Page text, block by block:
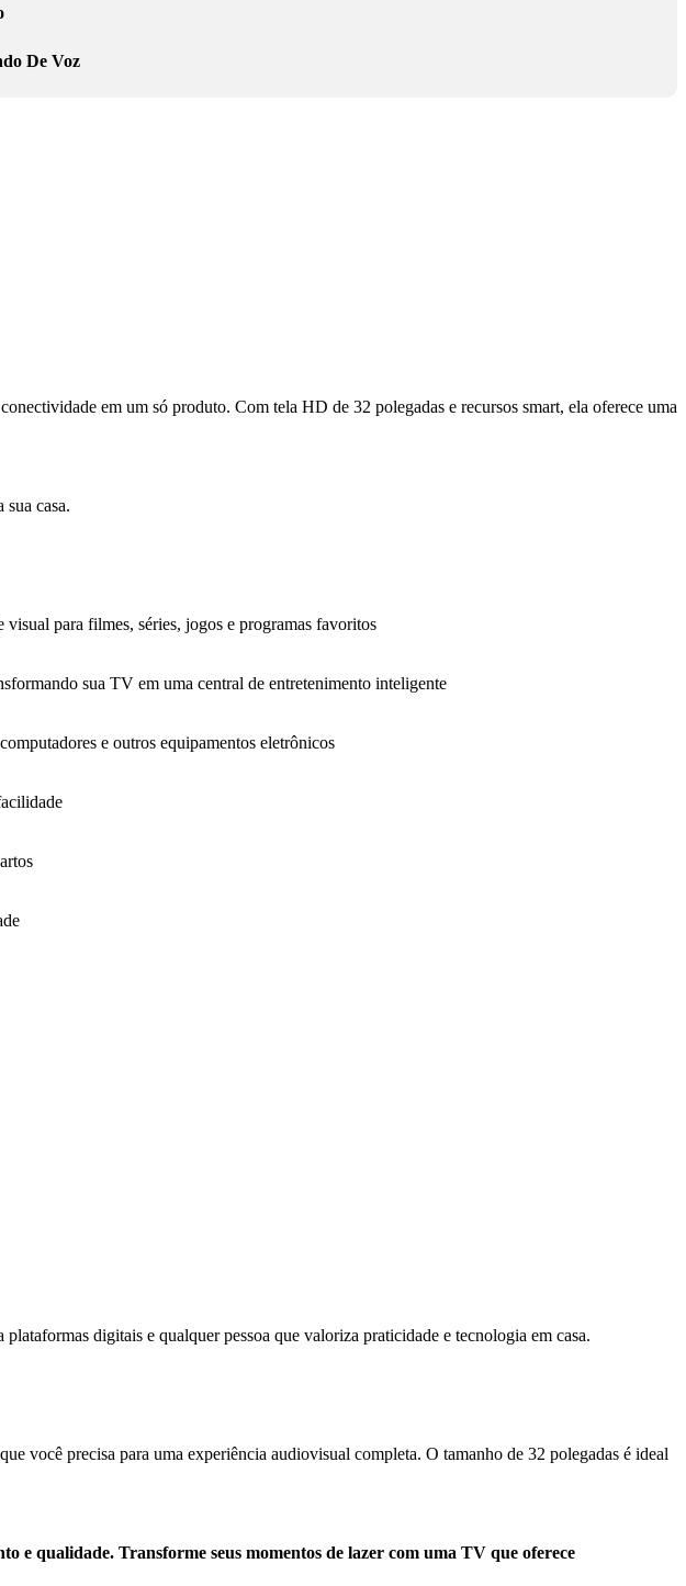
De Voz
em um só produto. Com tela HD de 32 polegadas e recursos smart, ela oferece uma
sua casa.
para filmes, séries, jogos e programas favoritos
sua TV em uma central de entretenimento inteligente
e outros equipamentos eletrônicos
digitais e qualquer pessoa que valoriza praticidade e tecnologia em casa.
você precisa para uma experiência audiovisual completa. O tamanho de 32 polegadas é ideal
qualidade. Transforme seus momentos de lazer com uma TV que oferece